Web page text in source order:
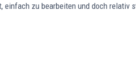
zu bearbeiten und doch relativ